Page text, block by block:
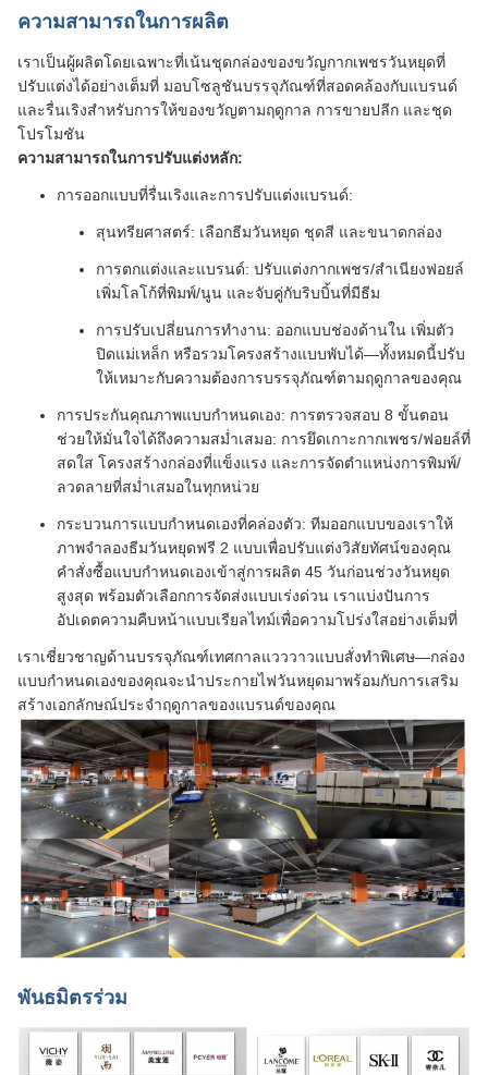
ความสามารถในการผลิต
เราเป็นผู้ผลิตโดยเฉพาะที่เน้นชุดกล่องของขวัญกากเพชรวันหยุดที่
ปรับแต่งได้อย่างเต็มที่ มอบโซลูชันบรรจุภัณฑ์ที่สอดคล้องกับแบรนด์
และรื่นเริงสำหรับการให้ของขวัญตามฤดูกาล การขายปลีก และชุด
โปรโมชัน
ความสามารถในการปรับแต่งหลัก:
การออกแบบที่รื่นเริงและการปรับแต่งแบรนด์:
สุนทรียศาสตร์: เลือกธีมวันหยุด ชุดสี และขนาดกล่อง
การตกแต่งและแบรนด์: ปรับแต่งกากเพชร/สำเนียงฟอยล์
เพิ่มโลโก้ที่พิมพ์/นูน และจับคู่กับริบบิ้นที่มีธีม
การปรับเปลี่ยนการทำงาน: ออกแบบช่องด้านใน เพิ่มตัว
ปิดแม่เหล็ก หรือรวมโครงสร้างแบบพับได้—ทั้งหมดนี้ปรับ
ให้เหมาะกับความต้องการบรรจุภัณฑ์ตามฤดูกาลของคุณ
การประกันคุณภาพแบบกำหนดเอง: การตรวจสอบ 8 ขั้นตอน
ช่วยให้มั่นใจได้ถึงความสม่ำเสมอ: การยึดเกาะกากเพชร/ฟอยล์ที่
สดใส โครงสร้างกล่องที่แข็งแรง และการจัดตำแหน่งการพิมพ์/
ลวดลายที่สม่ำเสมอในทุกหน่วย
กระบวนการแบบกำหนดเองที่คล่องตัว: ทีมออกแบบของเราให้
ภาพจำลองธีมวันหยุดฟรี 2 แบบเพื่อปรับแต่งวิสัยทัศน์ของคุณ
คำสั่งซื้อแบบกำหนดเองเข้าสู่การผลิต 45 วันก่อนช่วงวันหยุด
สูงสุด พร้อมตัวเลือกการจัดส่งแบบเร่งด่วน เราแบ่งปันการ
อัปเดตความคืบหน้าแบบเรียลไทม์เพื่อความโปร่งใสอย่างเต็มที่
เราเชี่ยวชาญด้านบรรจุภัณฑ์เทศกาลแวววาวแบบสั่งทำพิเศษ—กล่อง
แบบกำหนดเองของคุณจะนำประกายไฟวันหยุดมาพร้อมกับการเสริม
สร้างเอกลักษณ์ประจำฤดูกาลของแบรนด์ของคุณ
พันธมิตรร่วม